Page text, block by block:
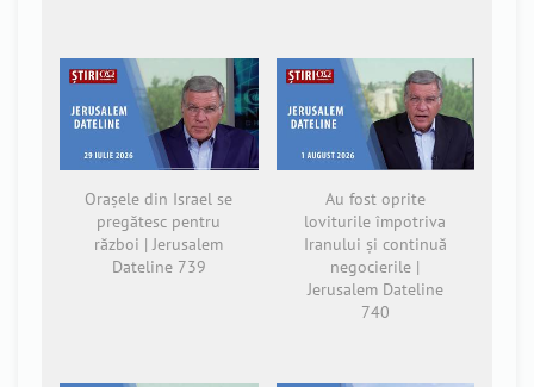
Orașele din Israel se
pregătesc pentru
război | Jerusalem
Dateline 739
Au fost oprite
loviturile împotriva
Iranului și continuă
negocierile |
Jerusalem Dateline
740